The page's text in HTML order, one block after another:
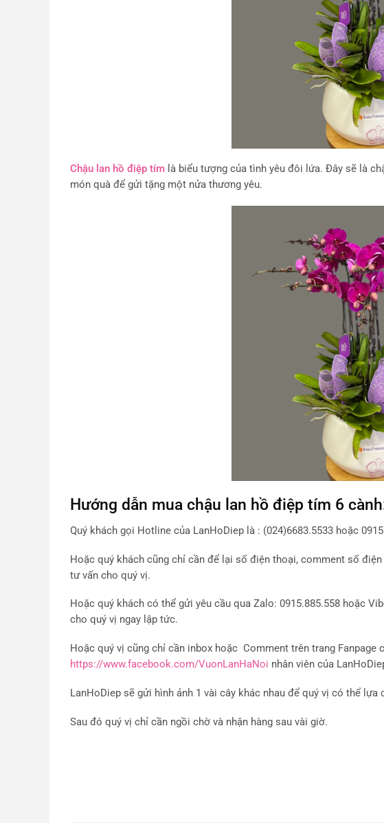
Chậu lan hồ điệp tím là biểu tượng của tình yêu đôi lứa. Đây sẽ là
món quà để gửi tặng một nửa thương yêu.
Hướng dẫn mua chậu lan hồ điệp tím 6
Quý khách gọi Hotline của LanHoDiep là : (024)6683.5533 hoặc
Hoặc quý khách cũng chỉ cần để lại số điện thoại, comment số
tư vấn cho quý vị.
Hoặc quý khách có thể gửi yêu cầu qua Zalo: 0915.885.558 hoặc
cho quý vị ngay lập tức.
Hoặc quý vị cũng chỉ cần inbox hoặc Comment trên trang Fanpage
https://www.facebook.com/VuonLanHaNoi nhân viên của
LanHoDiep sẽ gửi hình ảnh 1 vài cây khác nhau để quý vị có thể lựa
Sau đó quý vị chỉ cần ngồi chờ và nhận hàng sau vài giờ.